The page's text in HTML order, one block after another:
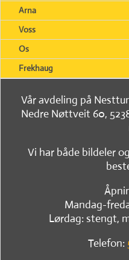
Arna
Voss
Os
Frekhaug
Vår avdeling på
Nedre Nøttveit 60,
Vi har både bildeler
Mandag-
Lørdag: stengt,
Telefon: